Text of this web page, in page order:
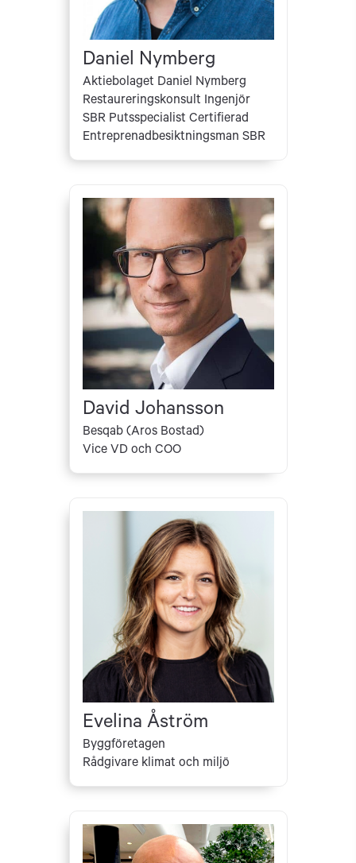
Daniel Nymberg
Aktiebolaget Daniel Nymberg
Restaureringskonsult Ingenjör
SBR Putsspecialist Certifierad
Entreprenadbesiktningsman SBR
David Johansson
Besqab (Aros Bostad)
Vice VD och COO
Evelina Åström
Byggföretagen
Rådgivare klimat och miljö